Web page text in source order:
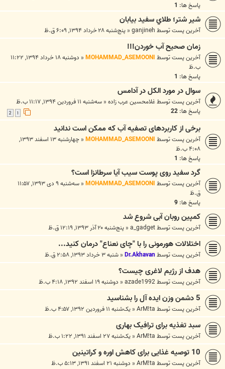
پاسخ ها: 1
شير شتر؛ طلاي سفيد بيابان
آخرین پست توسطganjineh
« پنج‌شنبه ۲۸ خرداد ۱۳۹۴, ۶:۰۹ ق.ظ
زمان صحیح آب خوردن!!!
آخرین پست توسطMOHAMMAD_ASEMOONI
«
دوشنبه ۱۸ خرداد ۱۳۹۴, ۱۱:۲۲
ب.ظ
پاسخ ها: 1
سوال در مورد الکل در آدامس
آخرین پست توسطغلامحسین عرب زاده« سه‌شنبه ۱۱ فروردین ۱۳۹۴, ۱۱:۱۷ ب.ظ
پاسخ ها: 22
برخی از کاربردهای تصفیه آب که ممکن است ندانید
آخرین پست توسطMOHAMMAD_ASEMOONI
«
چهارشنبه ۱۳ اسفند ۱۳۹۳,
۴:۰۸ ب.ظ
پاسخ ها: 1
گرد سفید روی پوست سیب آیا سرطانزا است؟
آخرین پست توسطMOHAMMAD_ASEMOONI
«
سه‌شنبه ۹ دی ۱۳۹۳, ۱۱:۵۷
ق.ظ
پاسخ ها: 9
کمپین روبان آبی شروع شد
آخرین پست توسطa_gadget
« پنج‌شنبه ۲۰ آذر ۱۳۹۳, ۱۲:۱۹ ق.ظ
اختلالات هورمونی را با "چای نعناع" درمان کنید...
آخرین پست توسطDr.Akhavan
« شنبه ۳ خرداد ۱۳۹۳, ۲:۵۸ ق.ظ
هدف از رژیم لاغری چیست؟
آخرین پست توسطazade1992
« دوشنبه ۱۹ اسفند ۱۳۹۲, ۴:۱۸ ب.ظ
5 دشمن وزن ایده آل را بشناسید
آخرین پست توسطArM!ta
« یک‌شنبه ۱۱ فروردین ۱۳۹۲, ۴:۵۷ ب.ظ
سبد تغذیه برای ترافیک بهاری
آخرین پست توسطArM!ta
« یک‌شنبه ۲۷ اسفند ۱۳۹۱, ۱:۲۲ ب.ظ
10 توصیه غذایی برای کاهش اوره و کراتینین
آخرین پست توسطArM!ta
« دوشنبه ۲۱ اسفند ۱۳۹۱, ۵:۱۳ ب.ظ